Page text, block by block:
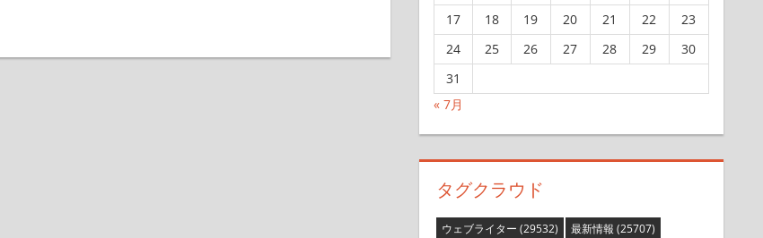
17
18 19 20 21 22
23
24
25 26 27 28 29
30
31
« 7月
タグクラウド
ウェブライター (29532) 最新情報 (25707)